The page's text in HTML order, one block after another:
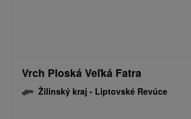
Vrch Ploská Veľká Fatra
Žilinský kraj - Liptovské Revúce